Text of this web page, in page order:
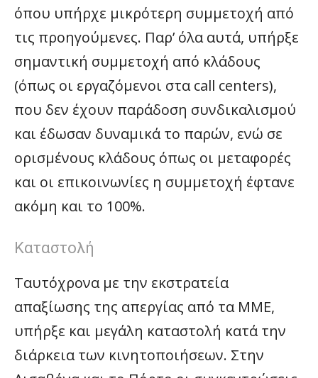
όπου υπήρχε μικρότερη συμμετοχή από
τις προηγούμενες. Παρ’ όλα αυτά, υπήρξε
σημαντική συμμετοχή από κλάδους
(όπως οι εργαζόμενοι στα call centers),
που δεν έχουν παράδοση συνδικαλισμού
και έδωσαν δυναμικά το παρών, ενώ σε
ορισμένους κλάδους όπως οι μεταφορές
και οι επικοινωνίες η συμμετοχή έφτανε
ακόμη και το 100%.
Καταστολή
Ταυτόχρονα με την εκστρατεία
απαξίωσης της απεργίας από τα ΜΜΕ,
υπήρξε και μεγάλη καταστολή κατά την
διάρκεια των κινητοποιήσεων. Στην